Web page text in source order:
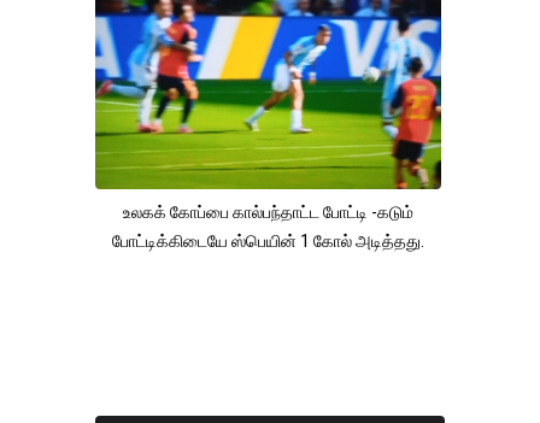
உலகக் கோப்பை கால்பந்தாட்ட போட்டி -கடும்
போட்டிக்கிடையே ஸ்பெயின் 1 கோல் அடித்தது.